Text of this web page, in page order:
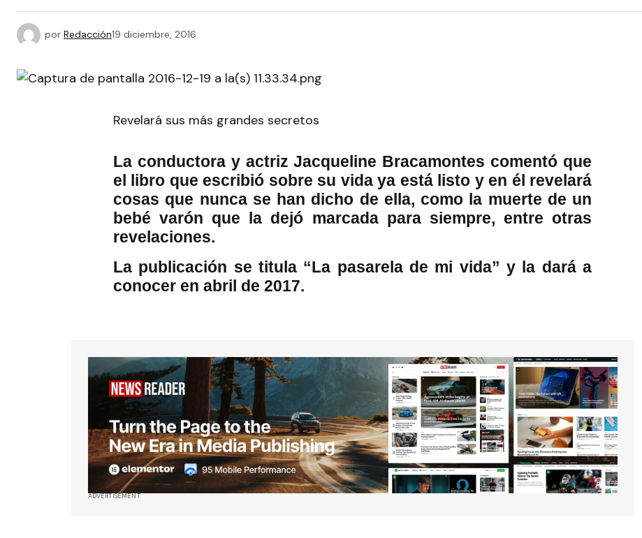
por Redacción19 diciembre, 2016
Revelará sus más grandes secretos
La conductora y actriz Jacqueline Bracamontes comentó que
el libro que escribió sobre su vida ya está listo y en él revelará
cosas que nunca se han dicho de ella, como la muerte de un
bebé varón que la dejó marcada para siempre, entre otras
revelaciones.
La publicación se titula “La pasarela de mi vida” y la dará a
conocer en abril de 2017.
ADVERTISEMENT